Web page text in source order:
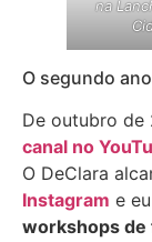
na
O segundo
De outubro de
canal no
O DeClara
Instagram e
workshops de